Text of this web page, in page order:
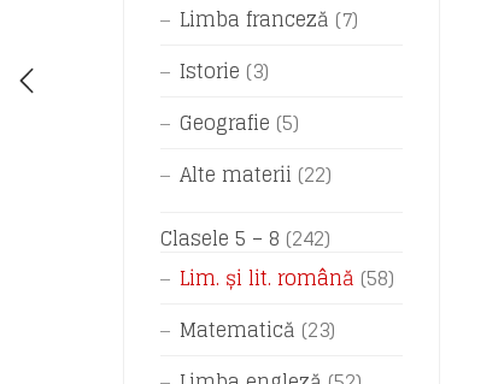
Limba franceză (7)
Istorie (3)
Geografie (5)
Alte materii (22)
Clasele 5 – 8 (242)
Lim. și lit. română (58)
Matematică (23)